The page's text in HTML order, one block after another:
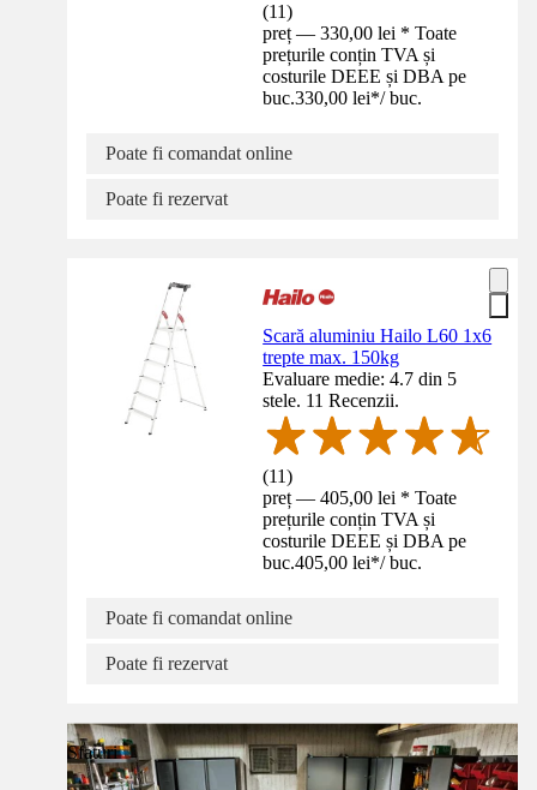
(11)
preț — 330,00 lei * Toate
prețurile conțin TVA și
costurile DEEE și DBA pe
buc.330,00 lei*/ buc.
Poate fi comandat online
Poate fi rezervat
Scară aluminiu Hailo L60 1x6
trepte max. 150kg
Evaluare medie: 4.7 din 5
stele. 11 Recenzii.
(11)
preț — 405,00 lei * Toate
prețurile conțin TVA și
costurile DEEE și DBA pe
buc.405,00 lei*/ buc.
Poate fi comandat online
Poate fi rezervat
Sfaturi